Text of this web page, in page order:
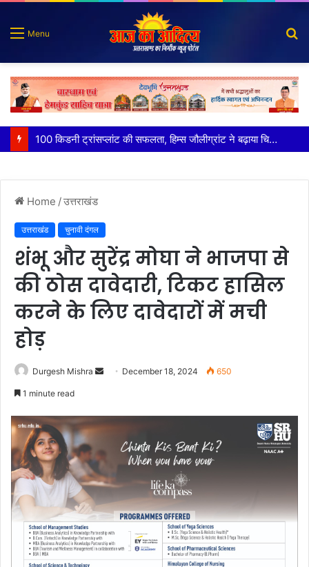
Menu
पात्र लोगों को सरकारी योजनाओं का सीधे मिल रहा लाभः धामी
Home /उत्तराखंड
उत्तराखंड चुनावी दंगल
शंभू और सुरेंद्र मोघा ने भाजपा से
की ठोस दावेदारी, ​टिकट हासिल
करने के लिए दावेदारों में मची
होड़
Durgesh Mishra
Send December 18, 2024 650
1 minute read